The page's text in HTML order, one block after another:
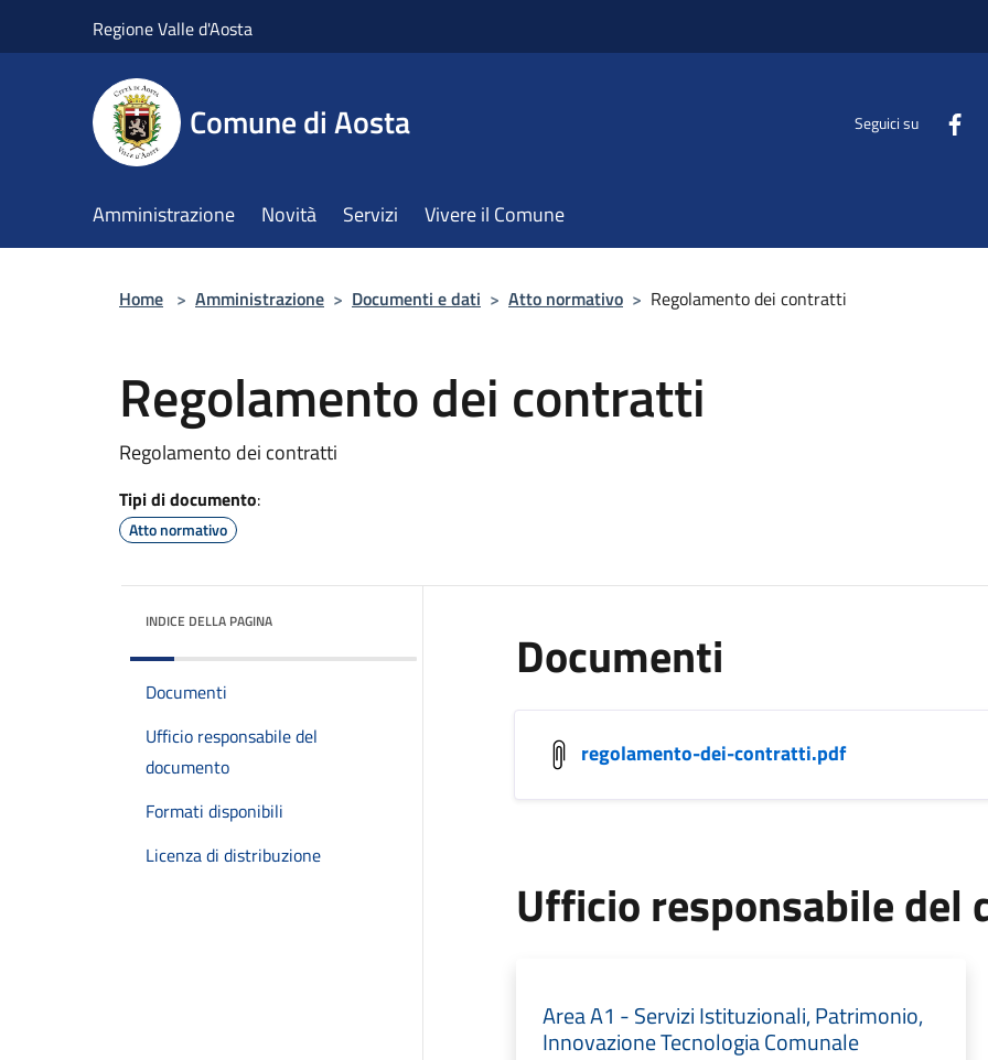
Regione Valle d'Aosta
Comune di Aosta Seguici su
Amministrazione Novità Servizi Vivere il Comune
Home > Amministrazione > Documenti e dati > Atto normativo > Regolamento dei contratti
Regolamento dei contratti
Regolamento dei contratti
Tipi di documento:
Atto normativo
INDICE DELLA PAGINA
Documenti
Ufficio responsabile del
documento
Formati disponibili
Licenza di distribuzione
Documenti
regolamento-dei-contratti.pdf
Ufficio responsabile del
Area A1 - Servizi Istituzionali, Patrimonio,
Innovazione Tecnologia Comunale